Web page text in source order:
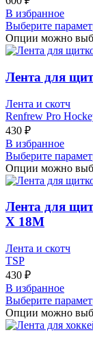
В избранное
Выберите
Опции можно
Лента для
Лента и скотч
Renfrew Pro
430 ₽
В избранное
Выберите
Опции можно
Лента для
Х 18М
Лента и скотч
TSP
430 ₽
В избранное
Выберите
Опции можно